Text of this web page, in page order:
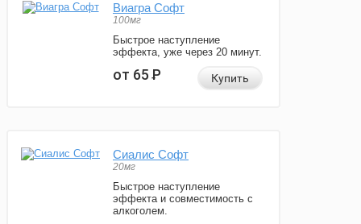
Виагра Софт
100мг
Быстрое наступление
эффекта, уже через 20 минут.
от 65Р Купить
Сиалис Софт
20мг
Быстрое наступление
эффекта и совместимость с
алкоголем.